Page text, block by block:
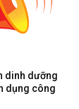
dinh dưỡng
dụng công